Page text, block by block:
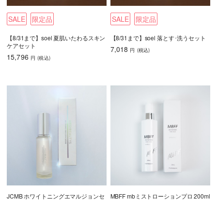
SALE 限定品
【8/31まで】soel 夏肌いたわるスキン
ケアセット
15,796 円 (税込)
SALE 限定品
【8/31まで】soel 落とす･洗うセット
7,018 円 (税込)
JCMB ホワイトニングエマルジョンセ
MBFF mbミストローションプロ 200ml